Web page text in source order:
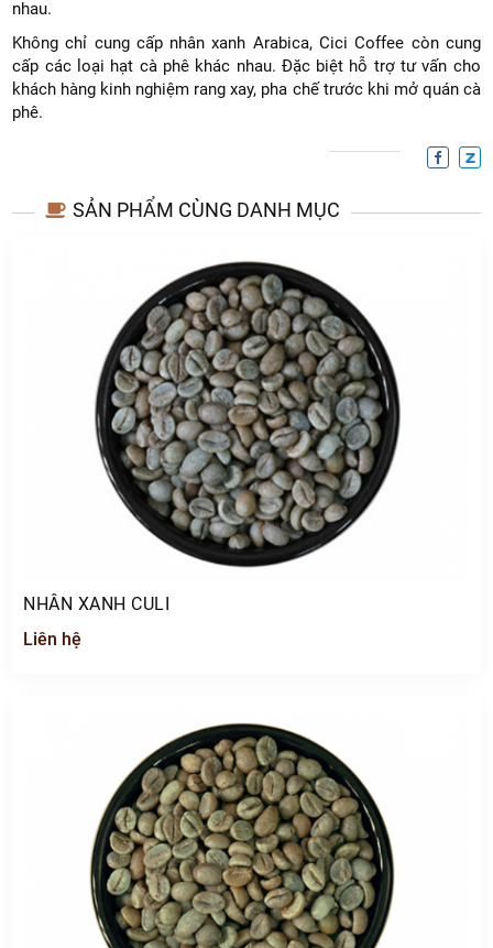
nhau.
Không chỉ cung cấp nhân xanh Arabica, Cici Coffee còn cung
cấp các loại hạt cà phê khác nhau. Đặc biệt hỗ trợ tư vấn cho
khách hàng kinh nghiệm rang xay, pha chế trước khi mở quán cà
phê.
SẢN PHẨM CÙNG DANH MỤC
NHÂN XANH CULI
Liên hệ